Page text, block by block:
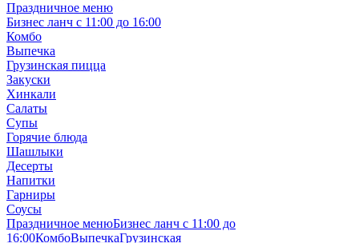
Праздничное меню
Бизнес ланч с 11:00 до 16:00
Комбо
Выпечка
Грузинская пицца
Закуски
Хинкали
Салаты
Супы
Горячие блюда
Шашлыки
Десерты
Напитки
Гарниры
Соусы
Праздничное менюБизнес ланч с 11:00 до
16:00КомбоВыпечкаГрузинская